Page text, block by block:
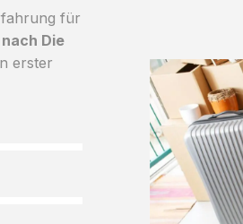
für
Die
erster